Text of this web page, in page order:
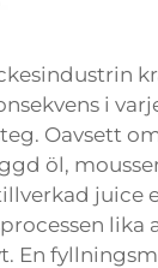
i
Oavsett
öl,
juice
lika
En